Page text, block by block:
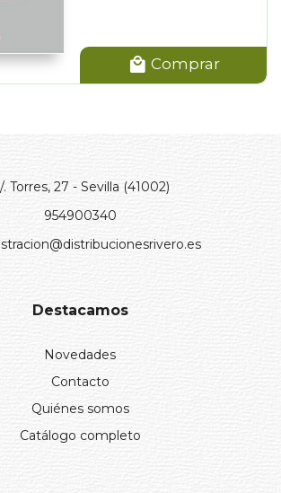
Comprar
. Torres, 27 - Sevilla (41002)
954900340
Destacamos
Novedades
Contacto
Quiénes somos
Catálogo completo